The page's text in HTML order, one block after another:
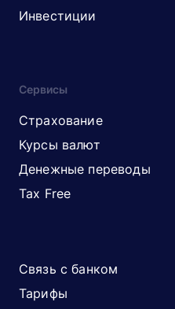
Инвестиции
Сервисы
Страхование
Курсы валют
Денежные переводы
Tax Free
Связь с банком
Тарифы